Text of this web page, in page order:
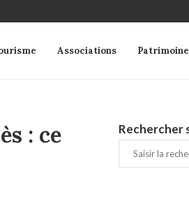
Associations Patrimoine
: ce
Rechercher